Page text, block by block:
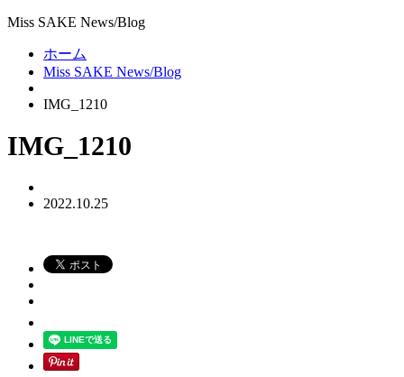
Miss SAKE News/Blog
ホーム
Miss SAKE News/Blog
IMG_1210
IMG_1210
2022.10.25